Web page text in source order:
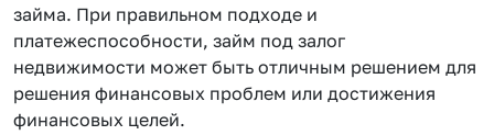
займа. При правильном подходе и
платежеспособности, займ под залог
недвижимости может быть отличным решением для
решения финансовых проблем или достижения
финансовых целей.